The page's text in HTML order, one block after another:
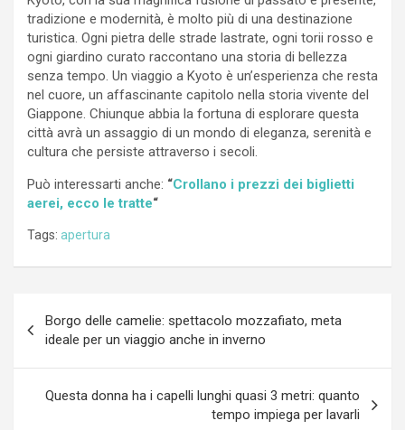
tradizione e modernità, è molto più di una destinazione
turistica. Ogni pietra delle strade lastrate, ogni torii rosso e
ogni giardino curato raccontano una storia di bellezza
senza tempo. Un viaggio a Kyoto è un’esperienza che resta
nel cuore, un affascinante capitolo nella storia vivente del
Giappone. Chiunque abbia la fortuna di esplorare questa
città avrà un assaggio di un mondo di eleganza, serenità e
cultura che persiste attraverso i secoli.
Può interessarti anche: “Crollano i prezzi dei biglietti
aerei, ecco le tratte“
Tags: apertura
articoli
Borgo delle camelie: spettacolo mozzafiato, meta
ideale per un viaggio anche in inverno
Questa donna ha i capelli lunghi quasi 3 metri: quanto
tempo impiega per lavarli